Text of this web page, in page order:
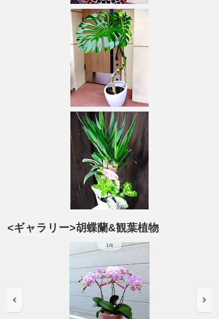
<ギャラリー>胡蝶蘭&観葉植物
1/6